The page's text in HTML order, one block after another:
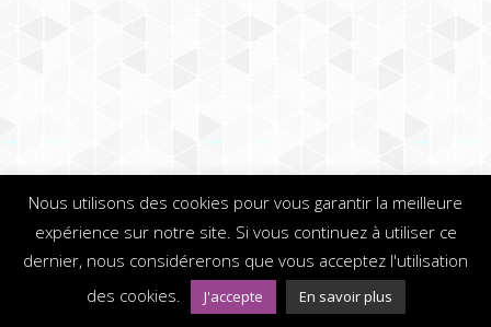
Nous utilisons des cookies pour vous garantir la meilleure
expérience sur notre site. Si vous continuez à utiliser ce
dernier, nous considérerons que vous acceptez l'utilisation
des cookies.
J'accepte En savoir plus